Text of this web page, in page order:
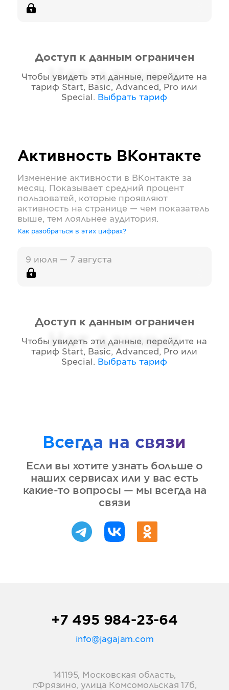
Нет данных
Доступ к данным ограничен
Чтобы увидеть эти данные, перейдите на
тариф Start, Basic, Advanced, Pro или
Special . Выбрать тариф
Активность ВКонтакте
Изменение активности в ВКонтакте за
месяц. Показывает средний процент
пользоватей, которые проявляют
активность на странице — чем показатель
выше, тем лояльнее аудитория.
Как разобраться в этих цифрах?
9 июля — 7 августа
Нет данных
Доступ к данным ограничен
Чтобы увидеть эти данные, перейдите на
тариф Start, Basic, Advanced, Pro или
Special . Выбрать тариф
Всегда на связи
Если вы хотите узнать больше о
наших сервисах или у вас есть
какие-то вопросы — мы всегда на
связи
+7 495 984-23-64
info@jagajam.com
141195, Московская область,
г.Фрязино, улица Комсомольская 17б,